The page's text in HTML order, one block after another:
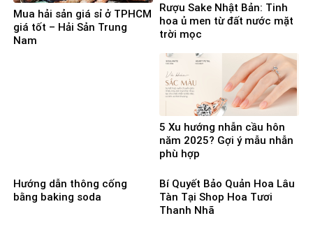
Mua hải sản giá sỉ ở TPHCM
giá tốt – Hải Sản Trung
Nam
Rượu Sake Nhật Bản: Tinh
hoa ủ men từ đất nước mặt
trời mọc
5 Xu hướng nhẫn cầu hôn
năm 2025? Gợi ý mẫu nhẫn
phù hợp
Hướng dẫn thông cống
bằng baking soda
Bí Quyết Bảo Quản Hoa Lâu
Tàn Tại Shop Hoa Tươi
Thanh Nhã